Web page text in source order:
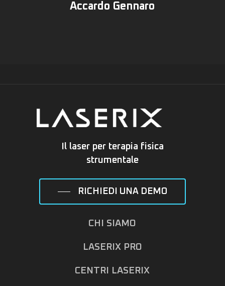
Accardo Gennaro
Il laser per terapia fisica
strumentale
RICHIEDI UNA DEMO
CHI SIAMO
LASERIX PRO
CENTRI LASERIX